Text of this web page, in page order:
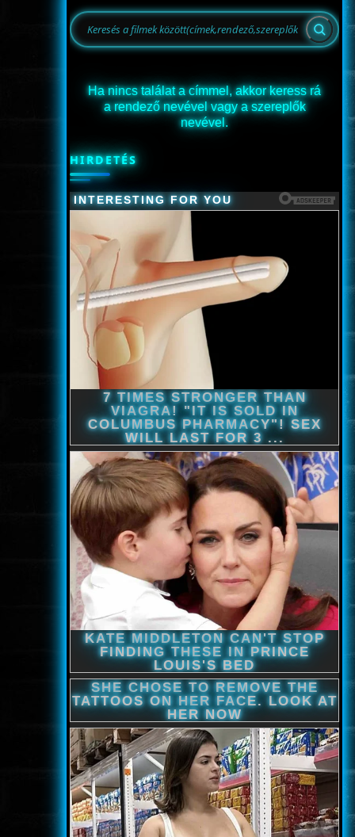
Ha nincs találat a címmel, akkor keress rá
a rendező nevével vagy a szereplők
nevével.
HIRDETÉS